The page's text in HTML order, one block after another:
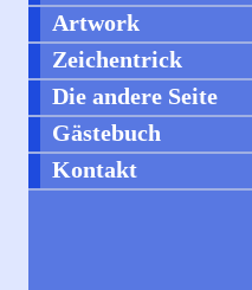
Artwork
Zeichentrick
Die andere Seite
Gästebuch
Kontakt